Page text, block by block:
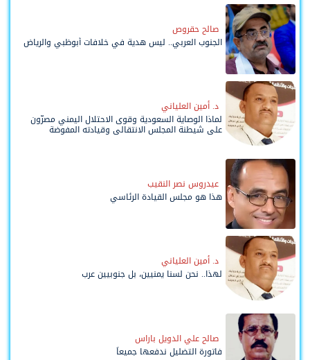
صالح حقروص
الجنوب العربي.. ليس هدية في خلافات أبوظبي والرياض
د. أمين العلياني
لماذا الوصاية السعودية وقوى الاحتلال اليمني مصرّون
على شيطنة المجلس الانتقالي وقيادته المفوضة
عيدروس نصر النقيب
هذا هو مجلس القيادة الرئاسي
د. أمين العلياني
لهذا.. نحن لسنا يمنيين، بل جنوبيين عرب
صالح علي الدويل باراس
فاتورة التضليل ندفعها جميعاً